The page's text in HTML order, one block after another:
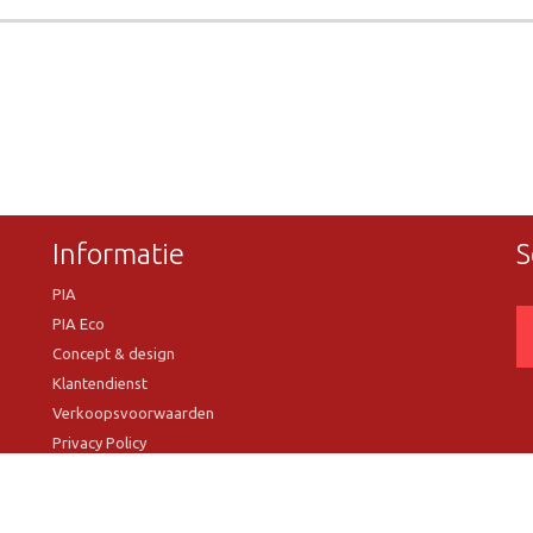
Informatie
PIA
PIA Eco
Concept & design
Klantendienst
Verkoopsvoorwaarden
Privacy Policy